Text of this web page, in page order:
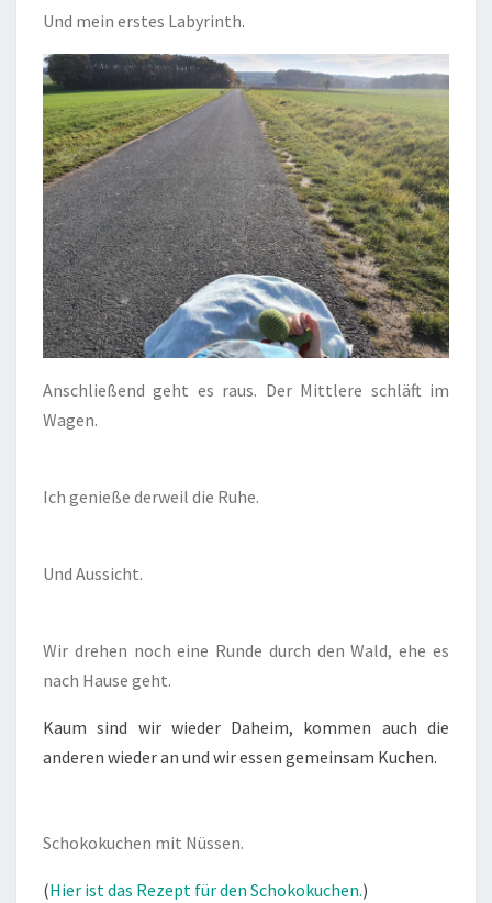
Und mein erstes Labyrinth.
Anschließend geht es raus. Der Mittlere schläft im
Wagen.
Ich genieße derweil die Ruhe.
Und Aussicht.
Wir drehen noch eine Runde durch den Wald, ehe es
nach Hause geht.
Kaum sind wir wieder Daheim, kommen auch die
anderen wieder an und wir essen gemeinsam Kuchen.
Schokokuchen mit Nüssen.
(Hier ist das Rezept für den Schokokuchen.)